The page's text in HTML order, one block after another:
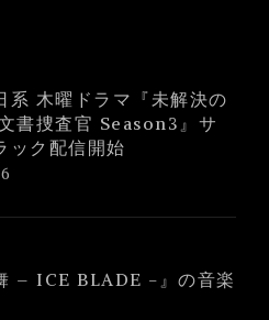
系 木曜ドラマ『未解決の
書捜査官 Season3』サ
ック配信開始
– ICE BLADE -』の音楽